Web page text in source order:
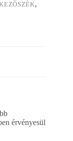
,
érvényesül